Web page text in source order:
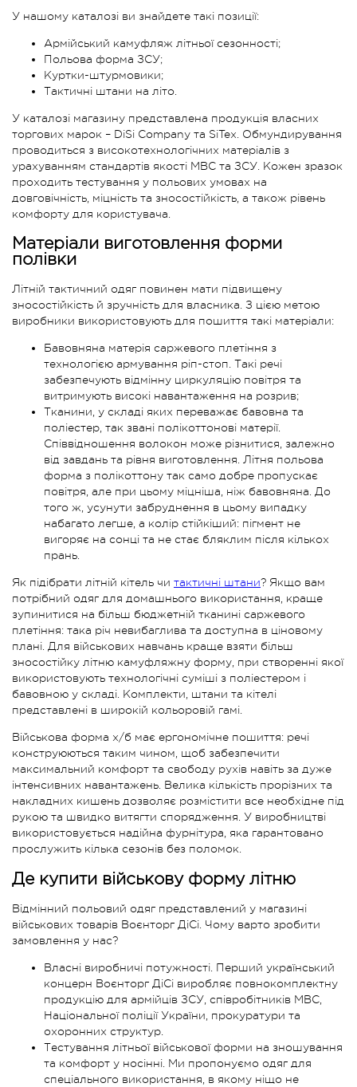
У нашому каталозі ви знайдете такі позиції:
Армійський камуфляж літньої сезонності;
Польова форма ЗСУ;
Куртки-штурмовики;
Тактичні штани на літо.
У каталозі магазину представлена продукція власних
торгових марок – DiSi Company та SiTex. Обмундирування
проводиться з високотехнологічних матеріалів з
урахуванням стандартів якості МВС та ЗСУ. Кожен зразок
проходить тестування у польових умовах на
довговічність, міцність та зносостійкість, а також рівень
комфорту для користувача.
Матеріали виготовлення форми
полівки
Літній тактичний одяг повинен мати підвищену
зносостійкість й зручність для власника. З цією метою
виробники використовують для пошиття такі матеріали:
Бавовняна матерія саржевого плетіння з
технологією армування ріп-стоп. Такі речі
забезпечують відмінну циркуляцію повітря та
витримують високі навантаження на розрив;
Тканини, у складі яких переважає бавовна та
поліестер, так звані полікоттонові матерії.
Співвідношення волокон може різнитися, залежно
від завдань та рівня виготовлення. Літня польова
форма з полікоттону так само добре пропускає
повітря, але при цьому міцніша, ніж бавовняна. До
того ж, усунути забруднення в цьому випадку
набагато легше, а колір стійкіший: пігмент не
вигоряє на сонці та не стає бляклим після кількох
прань.
Як підібрати літній кітель чи тактичні штани? Якщо вам
потрібний одяг для домашнього використання, краще
зупинитися на більш бюджетній тканині саржевого
плетіння: така річ невибаглива та доступна в ціновому
плані. Для військових навчань краще взяти більш
зносостійку літню камуфляжну форму, при створенні якої
використовують технологічні суміші з поліестером і
бавовною у складі. Комплекти, штани та кітелі
представлені в широкій кольоровій гамі.
Військова форма х/б має ергономічне пошиття: речі
конструюються таким чином, щоб забезпечити
максимальний комфорт та свободу рухів навіть за дуже
інтенсивних навантажень. Велика кількість прорізних та
накладних кишень дозволяє розмістити все необхідне під
рукою та швидко витягти спорядження. У виробництві
використовується надійна фурнітура, яка гарантовано
прослужить кілька сезонів без поломок.
Де купити військову форму літню
Відмінний польовий одяг представлений у магазині
військових товарів Воєнторг ДіСі. Чому варто зробити
замовлення у нас?
Власні виробничі потужності. Перший український
концерн Воєнторг ДіСі виробляє повнокомплектну
продукцію для армійців ЗСУ, співробітників МВС,
Національної поліції України, прокуратури та
охоронних структур.
Тестування літньої військової форми на зношування
та комфорт у носінні. Ми пропонуємо одяг для
спеціального використання, в якому ніщо не